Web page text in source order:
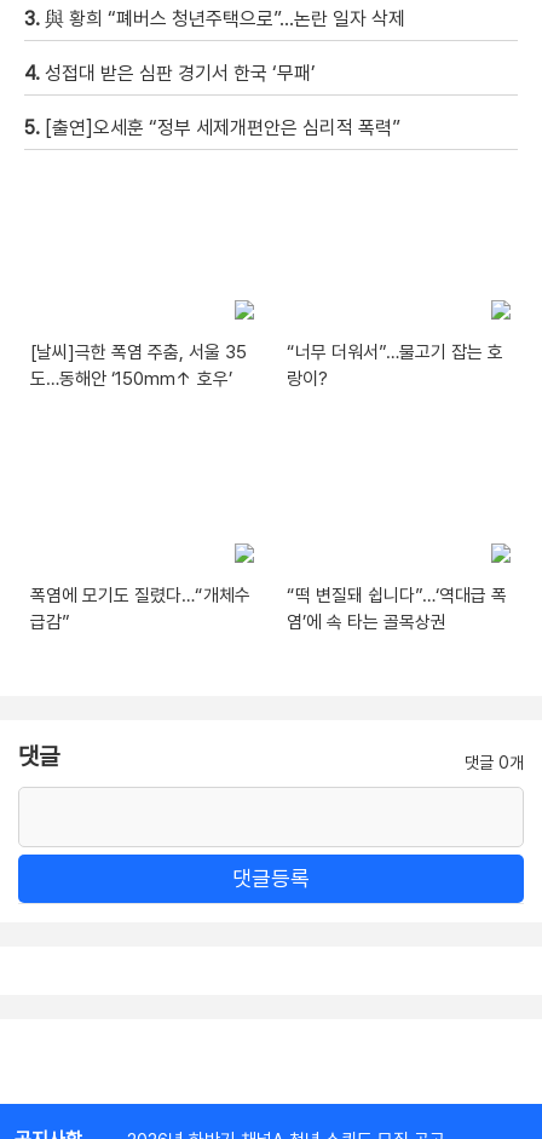
3. 與 황희 “폐버스 청년주택으로”…논란 일자 삭제
4. 성접대 받은 심판 경기서 한국 ‘무패’
5. [출연]오세훈 “정부 세제개편안은 심리적 폭력”
[날씨]극한 폭염 주춤, 서울 35
도…동해안 ‘150mm↑ 호우’
“너무 더워서”…물고기 잡는 호
랑이?
폭염에 모기도 질렸다…“개체수
급감”
“떡 변질돼 쉽니다”…‘역대급 폭
염’에 속 타는 골목상권
댓글 댓글 0개
댓글등록